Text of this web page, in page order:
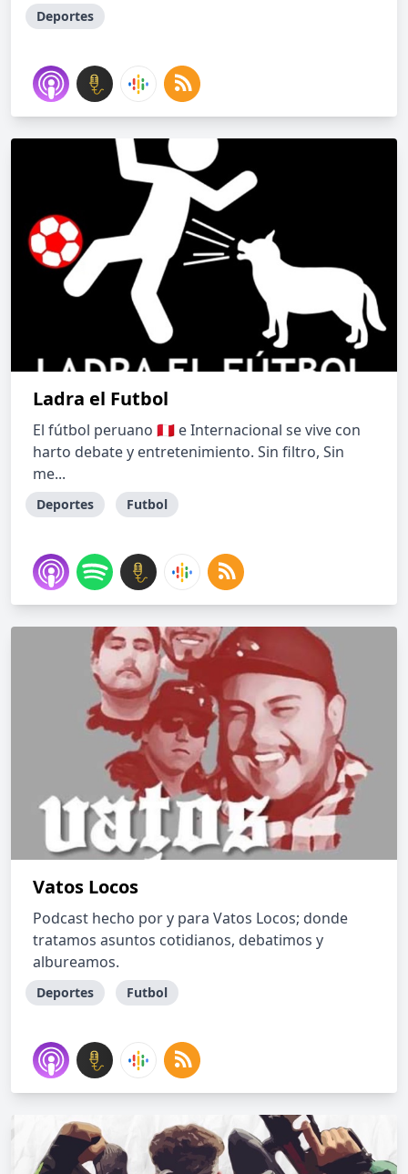
Deportes
Ladra el Futbol
El fútbol peruano 🇵🇪 e Internacional se vive con
harto debate y entretenimiento. Sin filtro, Sin
me...
Deportes Futbol
Vatos Locos
Podcast hecho por y para Vatos Locos; donde
tratamos asuntos cotidianos, debatimos y
albureamos.
Deportes Futbol